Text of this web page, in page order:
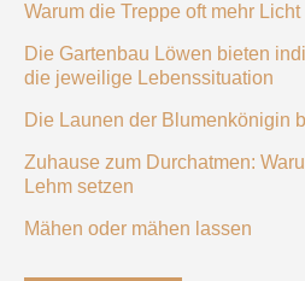
Warum die Treppe oft mehr
Die Gartenbau Löwen bieten
die jeweilige Lebenssituation
Die Launen der Blumenkönigin
Zuhause zum Durchatmen:
Lehm setzen
Mähen oder mähen lassen